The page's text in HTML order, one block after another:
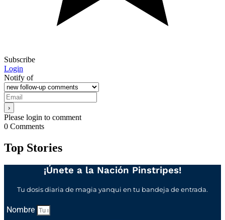
Subscribe
Login
Notify of
Please login to comment
0 Comments
Top Stories
¡Únete a la Nación Pinstripes!
Tu dosis diaria de magia yanqui en tu bandeja de entrada.
Nombre